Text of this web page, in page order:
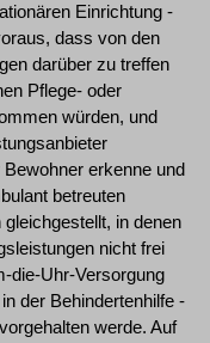
Einrichtung
dass von den
darüber zu treffen
Pflege- oder
würden, und
erkenne und
betreuten
in denen
nicht frei
die-Uhr-Versorgung
der Behindertenhilfe
werde. Auf